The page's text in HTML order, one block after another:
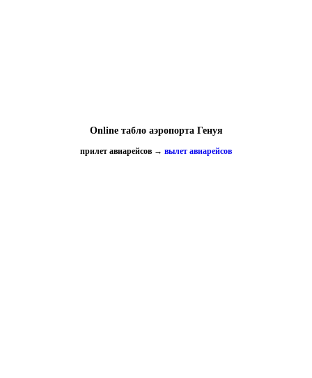
Online табло аэропорта Генуя
прилет авиарейсов → вылет авиарейсов